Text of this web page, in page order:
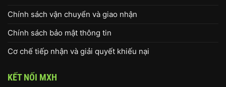
Chính sách vận chuyển và giao nhận
Chính sách bảo mật thông tin
Cơ chế tiếp nhận và giải quyết khiếu nại
KẾT NỐI MXH